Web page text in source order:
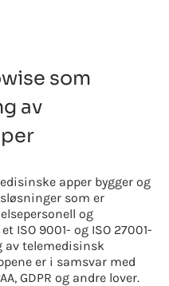
som
av
apper bygger og
som er
og
ISO 9001- og ISO 27001-
telemedisinsk
er i samsvar med
GDPR og andre lover.